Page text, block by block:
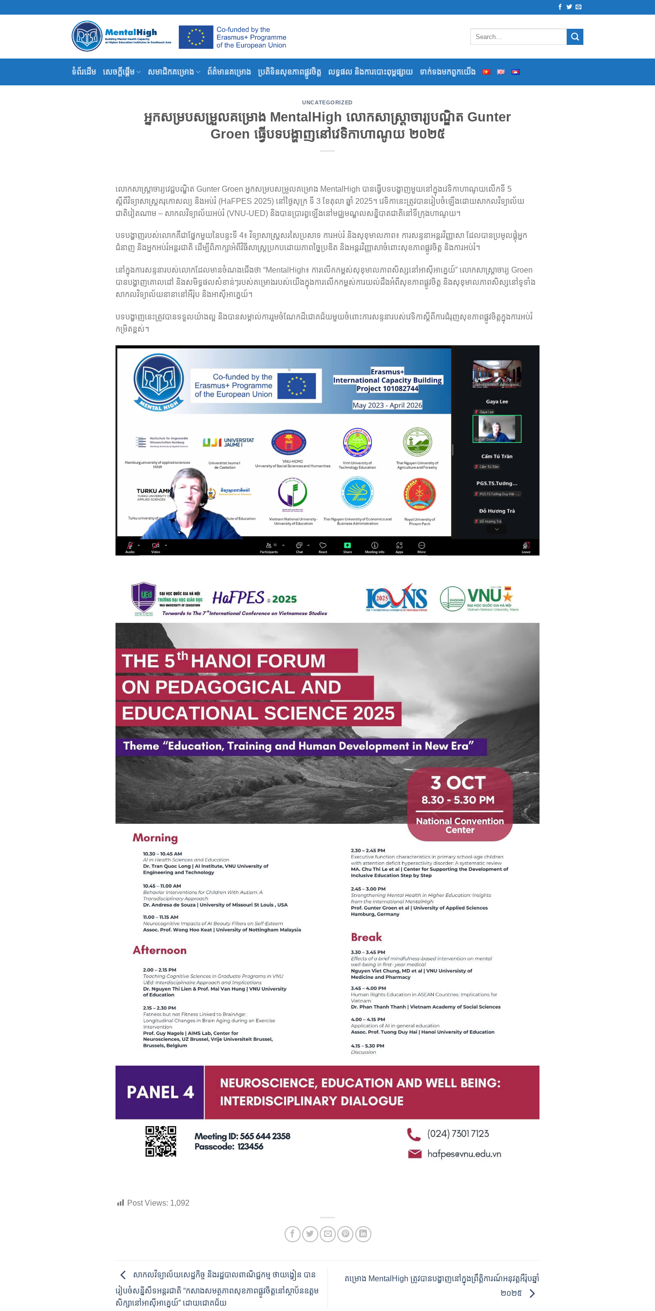
ទំព័រដើម សេចក្តីផ្តើម សមាជិកគម្រោង ព័ត៌មានគម្រោង ប្រតិទិនសុខភាពផ្លូវចិត្ត លទ្ធផល និងការបោះពុម្ពផ្សាយ ទាក់ទងមកពួកយើង
UNCATEGORIZED
អ្នកសម្របសម្រួលគម្រោង MentalHigh លោកសាស្ត្រាចារ្យបណ្ឌិត Gunter
Groen ធ្វើបទបង្ហាញនៅវេទិកាហាណូយ ២០២៥
លោកសាស្ត្រាចារ្យវេជ្ជបណ្ឌិត Gunter Groen អ្នកសម្របសម្រួលគម្រោង MentalHigh បានធ្វើបទបង្ហាញមួយនៅក្នុងវេទិកាហាណូយលើកទី 5
ស្តីពីវិទ្យាសាស្ត្រគរុកោសល្យ និងអប់រំ (HaFPES 2025) នៅថ្ងៃសុក្រ ទី 3 ខែតុលា ឆ្នាំ 2025។ វេទិកានេះត្រូវបានរៀបចំឡើងដោយសាកលវិទ្យាល័យ
ជាតិវៀតណាម – សាកលវិទ្យាល័យអប់រំ (VNU-UED) និងបានប្រារព្ធឡើងនៅមជ្ឈមណ្ឌលសន្និបាតជាតិនៅទីក្រុងហាណូយ។
បទបង្ហាញរបស់លោកគឺជាផ្នែកមួយនៃបន្ទះទី 4៖ វិទ្យាសាស្ត្រសរសៃប្រសាទ ការអប់រំ និងសុខុមាលភាព៖ ការសន្ទនាអន្តរវិញ្ញាសា ដែលបានប្រមូលផ្តុំអ្នក
ជំនាញ និងអ្នកអប់រំអន្តរជាតិ ដើម្បីពិភាក្សាអំពីវិធីសាស្រ្តប្រកបដោយភាពច្នៃប្រឌិត និងអន្តរវិញ្ញាសាចំពោះសុខភាពផ្លូវចិត្ត និងការអប់រំ។
នៅក្នុងការសន្ទនារបស់លោកដែលមានចំណងជើងថា “MentalHigh៖ ការលើកកម្ពស់សុខុមាលភាពសិស្សនៅអាស៊ីអាគ្នេយ៍” លោកសាស្ត្រាចារ្យ Groen
បានបង្ហាញគោលដៅ និងសមិទ្ធផលសំខាន់ៗរបស់គម្រោងរបស់យើងក្នុងការលើកកម្ពស់ការយល់ដឹងអំពីសុខភាពផ្លូវចិត្ត និងសុខុមាលភាពសិស្សនៅទូទាំង
សាកលវិទ្យាល័យនានានៅអឺរ៉ុប និងអាស៊ីអាគ្នេយ៍។
បទបង្ហាញនេះត្រូវបានទទួលយ៉ាងល្អ និងបានសម្គាល់ការរួមចំណែកដ៏ជោគជ័យមួយចំពោះការសន្ទនារបស់វេទិកាស្តីពីការជំរុញសុខភាពផ្លូវចិត្តក្នុងការអប់រំ
កម្រិតខ្ពស់។
Post Views: 1,092
សាកលវិទ្យាល័យសេដ្ឋកិច្ច និងរដ្ឋបាលពាណិជ្ជកម្ម ថាយង្វៀន បាន
រៀបចំសន្និសីទអន្តរជាតិ “កសាងសមត្ថភាពសុខភាពផ្លូវចិត្តនៅស្ថាប័នឧត្តម
សិក្សានៅអាស៊ីអាគ្នេយ៍” ដោយជោគជ័យ
គម្រោង MentalHigh ត្រូវបានបង្ហាញនៅក្នុងព្រឹត្តិការណ៍អនុវត្តអឺរ៉ុបឆ្នាំ
២០២៥